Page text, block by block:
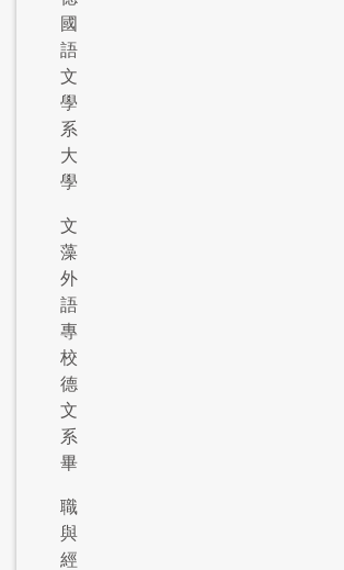
國
語
文
學
系
大
學
文
藻
外
語
專
校
德
文
系
畢
職
與
經